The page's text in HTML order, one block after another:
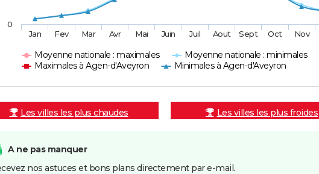
Moyenne nationale : maximales
Moyenne nationale : minimales
Maximales à Agen-d'Aveyron
Minimales à Agen-d'Aveyron
Jan Fev Mar Avr Mai Juin Juil Aout Sept Oct Nov
0
Les villes les plus chaudes Les villes les plus froides
A ne pas manquer
nos astuces et bons plans directement par e-mail.